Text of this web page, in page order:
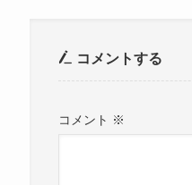
コメントする
コメント ※